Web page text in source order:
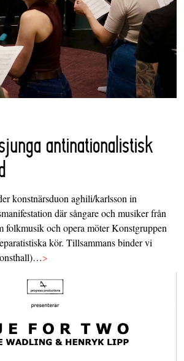
antinationalistisk
konstnärsduon aghili/karlsson in
där sångare och musiker från
folkmusik och opera möter Konstgruppen
kör. Tillsammans binder vi
>